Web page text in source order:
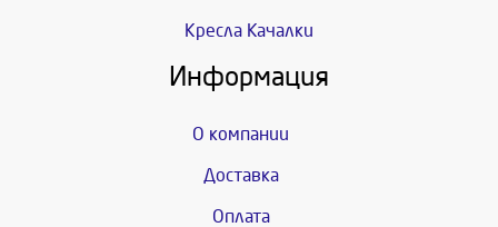
Кресла Качалки
Информация
О компании
Доставка
Оплата